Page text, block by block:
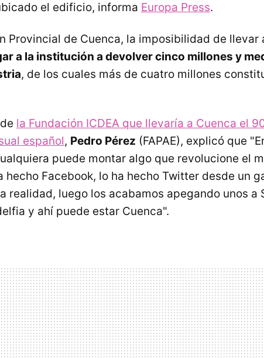
el edificio, informa Europa Press.
Provincial de Cuenca, la imposibilidad de llevar
a la institución a devolver cinco millones y
, de los cuales más de cuatro millones
la Fundación ICDEA que llevaría a Cuenca el
español, Pedro Pérez (FAPAE), explicó que
puede montar algo que revolucione el
hecho Facebook, lo ha hecho Twitter desde un
realidad, luego los acabamos apegando unos a
y ahí puede estar Cuenca".